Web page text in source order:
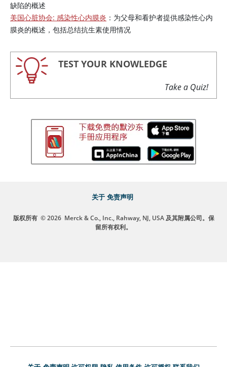
缺陷的概述
美国心脏协会: 感染性心内膜炎 ：为父母和看护者提供感染性心内
膜炎的概述，包括总结抗生素使用情况
TEST YOUR KNOWLEDGE
Take a Quiz!
关于 免责声明
版权所有 © 2026 Merck & Co., Inc., Rahway, NJ, USA 及其附属公司。保
留所有权利。